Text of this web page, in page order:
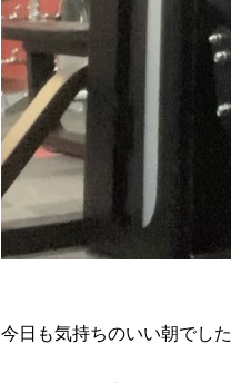
今日も気持ちのいい朝でした